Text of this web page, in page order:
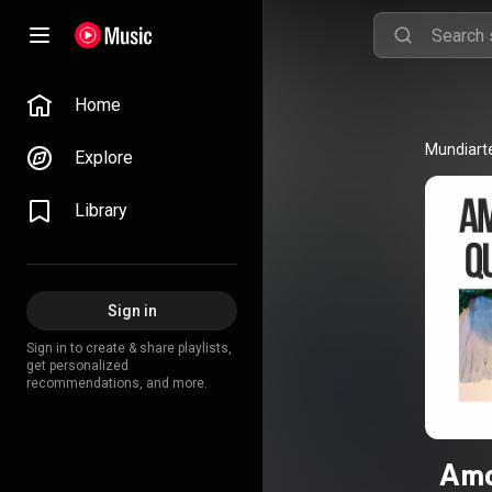
Home
Explore
Library
Sign in
Sign in to create & share playlists,
get personalized
recommendations, and more.